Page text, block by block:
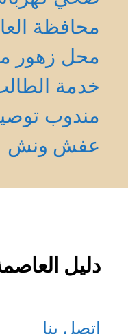
محافظة
محل زهور
خدمة
مندوب
عفش ونش
دليل
إتصل بنا